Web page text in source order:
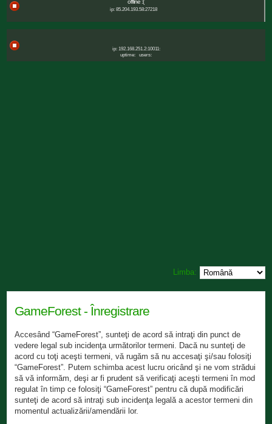
offline :(
ip: 85.204.193.58:27218
ip: 192.168.251.2:10011:
uptime:
users:
Limba:
GameForest - Înregistrare
Accesând “GameForest”, sunteţi de acord să intraţi din punct de
vedere legal sub incidenţa următorilor termeni. Dacă nu sunteţi de
acord cu toţi aceşti termeni, vă rugăm să nu accesaţi şi/sau folosiţi
“GameForest”. Putem schimba acest lucru oricând şi ne vom strădui
să vă informăm, deşi ar fi prudent să verificaţi aceşti termeni în mod
regulat în timp ce folosiţi “GameForest” pentru că după modificări
sunteţi de acord să intraţi sub incidenţa legală a acestor termeni din
momentul actualizării/amendării lor.